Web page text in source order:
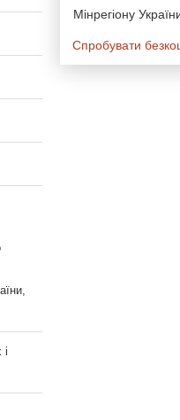
Мінрегіону
Спробувати